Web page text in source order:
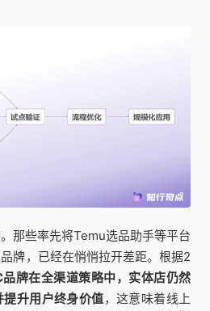
那些率先将Temu选品助手等平台
牌，已经在悄悄拉开差距。根据2
品牌在全渠道策略中，实体店仍然
升用户终身价值，这意味着线上